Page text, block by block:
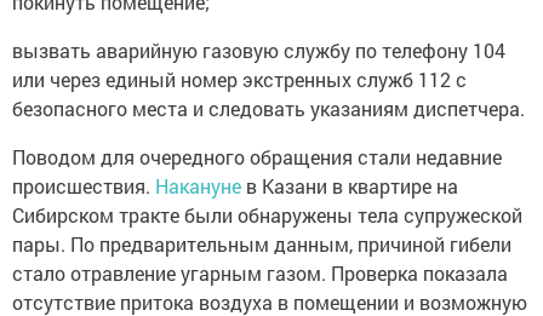
вызвать аварийную газовую службу по телефону 104
или через единый номер экстренных служб 112 с
безопасного места и следовать указаниям диспетчера.
Поводом для очередного обращения стали недавние
происшествия. Накануне в Казани в квартире на
Сибирском тракте были обнаружены тела супружеской
пары. По предварительным данным, причиной гибели
стало отравление угарным газом. Проверка показала
отсутствие притока воздуха в помещении и возможную